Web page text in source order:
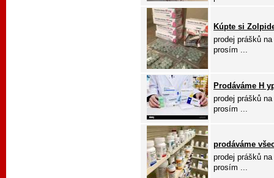
Kúpte si
prodej prášků
prosím ...
Prodáváme H
prodej prášků
prosím ...
prodáváme
prodej prášků
prosím ...